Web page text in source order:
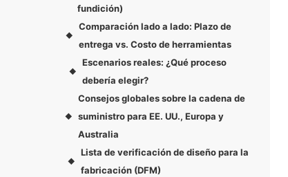
fundición)
◆
Comparación lado a lado: Plazo de
entrega vs. Costo de herramientas
◆
Escenarios reales: ¿Qué proceso
debería elegir?
◆
Consejos globales sobre la cadena de
suministro para EE. UU., Europa y
Australia
◆
Lista de verificación de diseño para la
fabricación (DFM)